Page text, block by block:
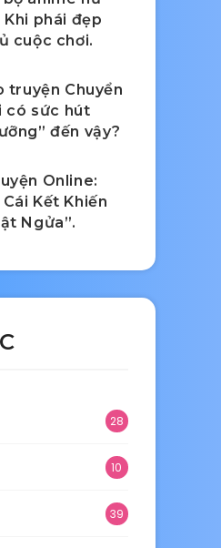
Khi phái đẹp
cuộc chơi.
truyện Chuyển
có sức hút
đến vậy?
Online:
Kết Khiến
Ngửa”.
28
10
39